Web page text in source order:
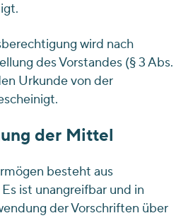
wird nach
des Vorstandes (§ 3 Abs.
Urkunde von der
der Mittel
besteht aus
ist unangreifbar und in
der Vorschriften über